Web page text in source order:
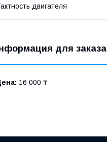
двигателя
для заказа
16 000 ₸